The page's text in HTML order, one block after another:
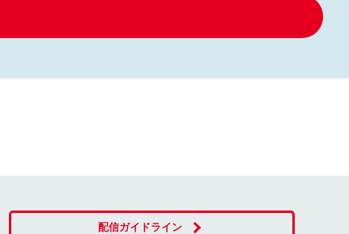
配信ガイドライン